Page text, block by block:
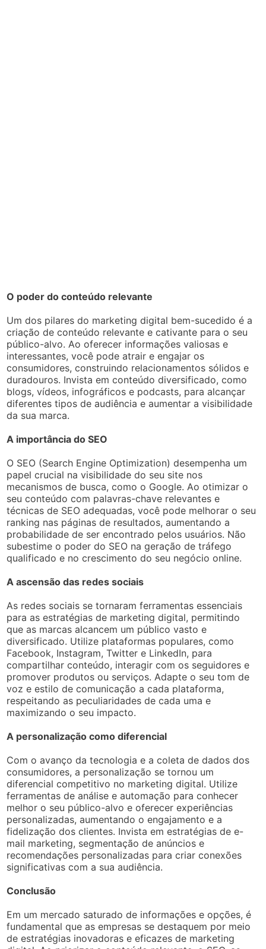
O poder do conteúdo relevante
Um dos pilares do marketing digital bem-sucedido é a
criação de conteúdo relevante e cativante para o seu
público-alvo. Ao oferecer informações valiosas e
interessantes, você pode atrair e engajar os
consumidores, construindo relacionamentos sólidos e
duradouros. Invista em conteúdo diversificado, como
blogs, vídeos, infográficos e podcasts, para alcançar
diferentes tipos de audiência e aumentar a visibilidade
da sua marca.
A importância do SEO
O SEO (Search Engine Optimization) desempenha um
papel crucial na visibilidade do seu site nos
mecanismos de busca, como o Google. Ao otimizar o
seu conteúdo com palavras-chave relevantes e
técnicas de SEO adequadas, você pode melhorar o seu
ranking nas páginas de resultados, aumentando a
probabilidade de ser encontrado pelos usuários. Não
subestime o poder do SEO na geração de tráfego
qualificado e no crescimento do seu negócio online.
A ascensão das redes sociais
As redes sociais se tornaram ferramentas essenciais
para as estratégias de marketing digital, permitindo
que as marcas alcancem um público vasto e
diversificado. Utilize plataformas populares, como
Facebook, Instagram, Twitter e LinkedIn, para
compartilhar conteúdo, interagir com os seguidores e
promover produtos ou serviços. Adapte o seu tom de
voz e estilo de comunicação a cada plataforma,
respeitando as peculiaridades de cada uma e
maximizando o seu impacto.
A personalização como diferencial
Com o avanço da tecnologia e a coleta de dados dos
consumidores, a personalização se tornou um
diferencial competitivo no marketing digital. Utilize
ferramentas de análise e automação para conhecer
melhor o seu público-alvo e oferecer experiências
personalizadas, aumentando o engajamento e a
fidelização dos clientes. Invista em estratégias de e-
mail marketing, segmentação de anúncios e
recomendações personalizadas para criar conexões
significativas com a sua audiência.
Conclusão
Em um mercado saturado de informações e opções, é
fundamental que as empresas se destaquem por meio
de estratégias inovadoras e eficazes de marketing